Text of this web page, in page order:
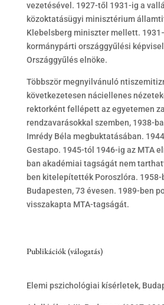
vezetésével. 1927-től 1931-ig a
közoktatásügyi minisztérium
Klebelsberg miniszter mellett.
kormánypárti országgyűlési
Országgyűlés elnöke.
Többször megnyilvánuló
következetesen náciellenes
rektorként fellépett az egyetemen
rendzavarásokkal szemben, 1938-
Imrédy Béla megbuktatásában.
Gestapo. 1945-tól 1946-ig az MTA
ban akadémiai tagságát nem
ben kitelepítették Poroszlóra. 1958-
Budapesten, 73 évesen. 1989-ben
visszakapta MTA-tagságát.
Publikációk (válogatás)
Elemi pszichológiai kísérletek,